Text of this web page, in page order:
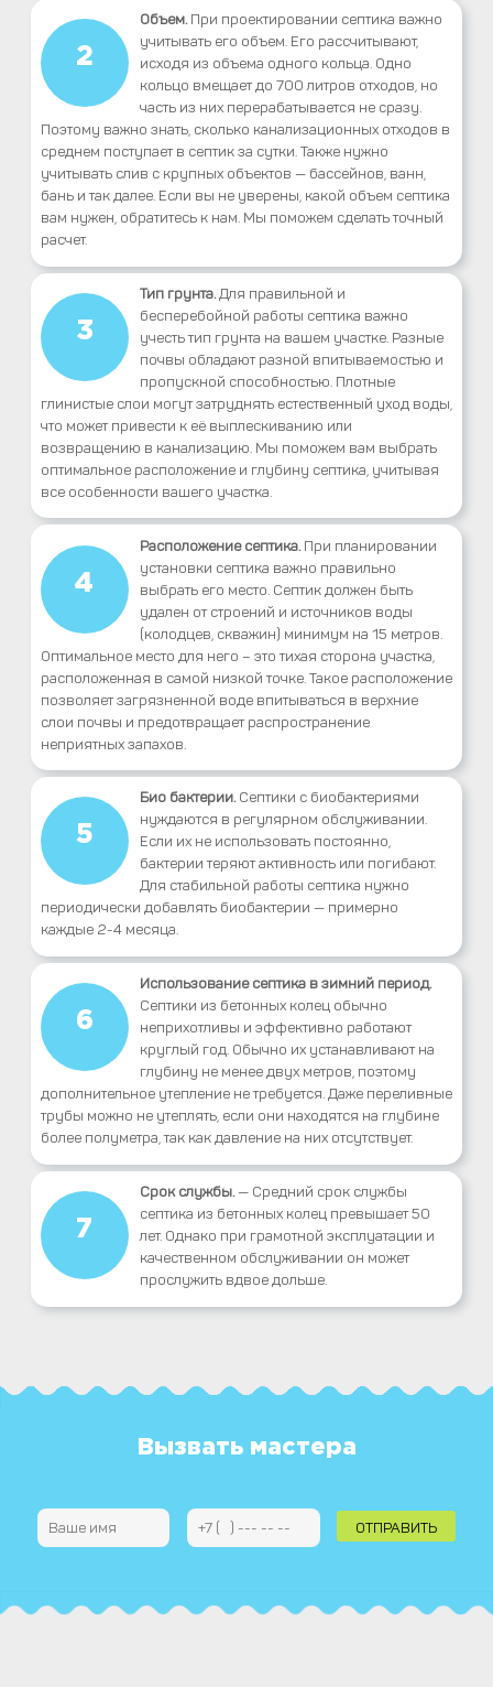
2
Объем.При проектировании септика важно
учитывать его объем. Его рассчитывают,
исходя из объема одного кольца. Одно
кольцо вмещает до 700 литров отходов, но
часть из них перерабатывается не сразу.
Поэтому важно знать, сколько канализационных отходов в
среднем поступает в септик за сутки. Также нужно
учитывать слив с крупных объектов — бассейнов, ванн,
бань и так далее. Если вы не уверены, какой объем септика
вам нужен, обратитесь к нам. Мы поможем сделать точный
расчет.
3
Тип грунта.Для правильной и
бесперебойной работы септика важно
учесть тип грунта на вашем участке. Разные
почвы обладают разной впитываемостью и
пропускной способностью. Плотные
глинистые слои могут затруднять естественный уход воды,
что может привести к её выплескиванию или
возвращению в канализацию. Мы поможем вам выбрать
оптимальное расположение и глубину септика, учитывая
все особенности вашего участка.
4
Расположение септика.При планировании
установки септика важно правильно
выбрать его место. Септик должен быть
удален от строений и источников воды
(колодцев, скважин) минимум на 15 метров.
Оптимальное место для него – это тихая сторона участка,
расположенная в самой низкой точке. Такое расположение
позволяет загрязненной воде впитываться в верхние
слои почвы и предотвращает распространение
неприятных запахов.
5
Био бактерии.Септики с биобактериями
нуждаются в регулярном обслуживании.
Если их не использовать постоянно,
бактерии теряют активность или погибают.
Для стабильной работы септика нужно
периодически добавлять биобактерии — примерно
каждые 2-4 месяца.
6
Использование септика в зимний период.
Септики из бетонных колец обычно
неприхотливы и эффективно работают
круглый год. Обычно их устанавливают на
глубину не менее двух метров, поэтому
дополнительное утепление не требуется. Даже переливные
трубы можно не утеплять, если они находятся на глубине
более полуметра, так как давление на них отсутствует.
7
Срок службы.— Средний срок службы
септика из бетонных колец превышает 50
лет. Однако при грамотной эксплуатации и
качественном обслуживании он может
прослужить вдвое дольше.
Вызвать мастера